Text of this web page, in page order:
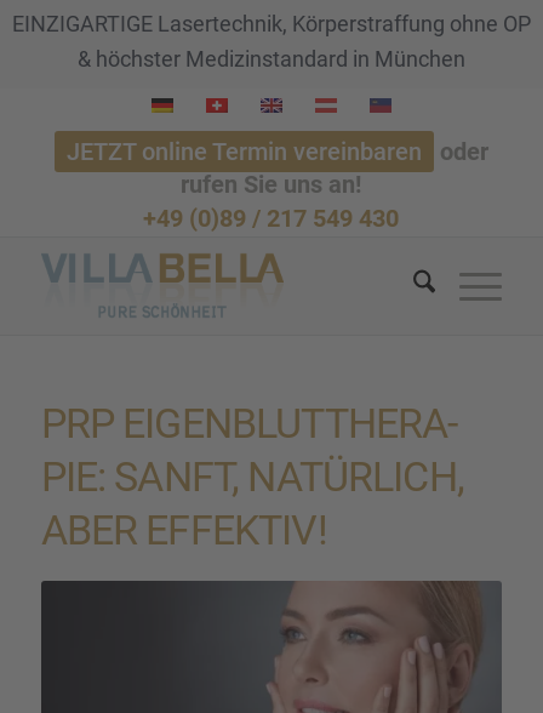
EINZIGARTIGE Lasertechnik, Körperstraffung ohne OP
& höchster Medizinstandard in München
JETZT online Termin vereinbaren
oder
rufen Sie uns an!
+49 (0)89 / 217 549 430
PRP EIGEN­BLUT­THE­RA­
PIE: SANFT, NATÜR­LICH,
ABER EFFEK­TIV!